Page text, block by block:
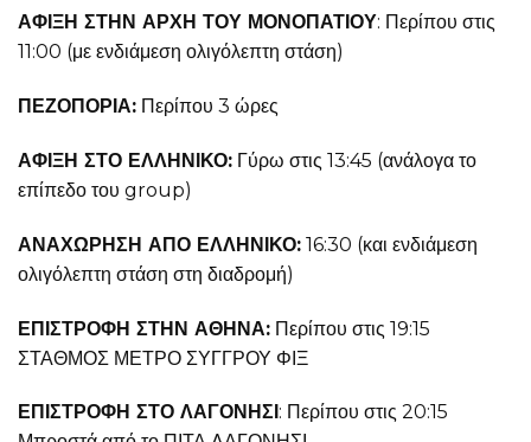
ΑΦΙΞΗ ΣΤΗΝ ΑΡΧΗ ΤΟΥ ΜΟΝΟΠΑΤΙΟΥ: Περίπου στις
11:00 (με ενδιάμεση ολιγόλεπτη στάση)
ΠΕΖΟΠΟΡΙΑ: Περίπου 3 ώρες
ΑΦΙΞΗ ΣΤΟ ΕΛΛΗΝΙΚΟ: Γύρω στις 13:45 (ανάλογα το
επίπεδο του group)
ΑΝΑΧΩΡΗΣΗ ΑΠΟ ΕΛΛΗΝΙΚΟ: 16:30 (και ενδιάμεση
ολιγόλεπτη στάση στη διαδρομή)
ΕΠΙΣΤΡΟΦΗ ΣΤΗΝ ΑΘΗΝΑ: Περίπου στις 19:15
ΣΤΑΘΜΟΣ ΜΕΤΡΟ ΣΥΓΓΡΟΥ ΦΙΞ
ΕΠΙΣΤΡΟΦΗ ΣΤΟ ΛΑΓΟΝΗΣΙ : Περίπου στις 20:15